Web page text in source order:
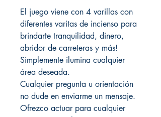
El juego viene con 4 varillas con
diferentes varitas de incienso para
brindarte tranquilidad, dinero,
abridor de carreteras y más!
Simplemente ilumina cualquier
área deseada.
Cualquier pregunta u orientación
no dude en enviarme un mensaje.
Ofrezco actuar para cualquier